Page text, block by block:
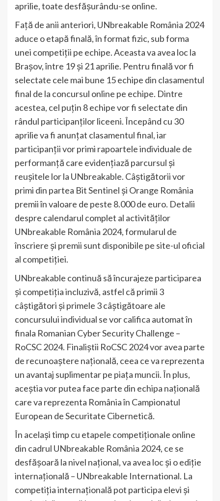
aprilie, toate desfășurându-se online.
Față de anii anteriori, UNbreakable România 2024
aduce o etapă finală, în format fizic, sub forma
unei competiții pe echipe. Aceasta va avea loc la
Brașov, între 19 și 21 aprilie. Pentru finală vor fi
selectate cele mai bune 15 echipe din clasamentul
final de la concursul online pe echipe. Dintre
acestea, cel puțin 8 echipe vor fi selectate din
rândul participanților liceeni. Începând cu 30
aprilie va fi anunțat clasamentul final, iar
participanții vor primi rapoartele individuale de
performanță care evidențiază parcursul și
reușitele lor la UNbreakable. Câștigătorii vor
primi din partea Bit Sentinel și Orange România
premii în valoare de peste 8.000 de euro. Detalii
despre calendarul complet al activităților
UNbreakable România 2024, formularul de
înscriere și premii sunt disponibile pe site-ul oficial
al competiției.
UNbreakable continuă să încurajeze participarea
și competiția incluzivă, astfel că primii 3
câștigători și primele 3 câștigătoare ale
concursului individual se vor califica automat în
finala Romanian Cyber Security Challenge –
RoCSC 2024. Finaliștii RoCSC 2024 vor avea parte
de recunoaștere națională, ceea ce va reprezenta
un avantaj suplimentar pe piața muncii. În plus,
aceștia vor putea face parte din echipa națională
care va reprezenta România în Campionatul
European de Securitate Cibernetică.
În același timp cu etapele competiționale online
din cadrul UNbreakable România 2024, ce se
desfășoară la nivel național, va avea loc și o ediție
internațională – UNbreakable International. La
competiția internațională pot participa elevi și